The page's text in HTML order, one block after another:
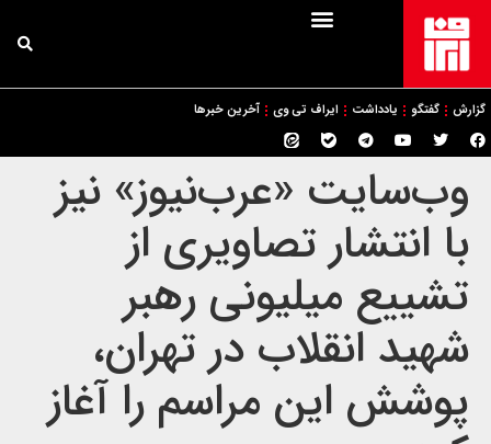
گزارش گفتگو یادداشت ایراف تی وی آخرین خبرها
وب‌سایت «عرب‌نیوز» نیز
با انتشار تصاویری از
تشییع میلیونی رهبر
شهید انقلاب در تهران،
پوشش این مراسم را آغاز